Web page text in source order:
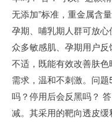
无添加”标准，重金属含
孕期、哺乳期人群可放心
众多敏感肌、孕期用户
不适，既能有效改善肤
需求，温和不刺激。问
吗？停用后会反黑吗？
减。其采用的靶向透皮